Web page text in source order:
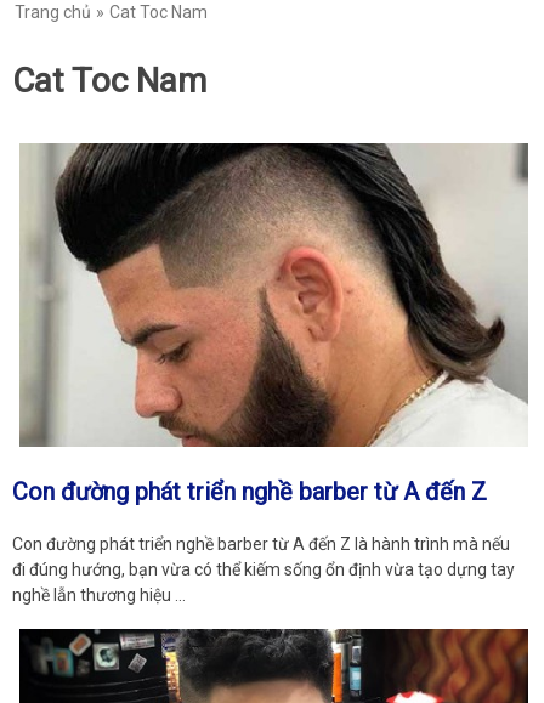
Trang chủ Cat Toc Nam
Cat Toc Nam
Con đường phát triển nghề barber từ A đến Z
Con đường phát triển nghề barber từ A đến Z là hành trình mà nếu
đi đúng hướng, bạn vừa có thể kiếm sống ổn định vừa tạo dựng tay
nghề lẫn thương hiệu …